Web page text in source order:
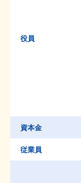
役員
資本金
従業員